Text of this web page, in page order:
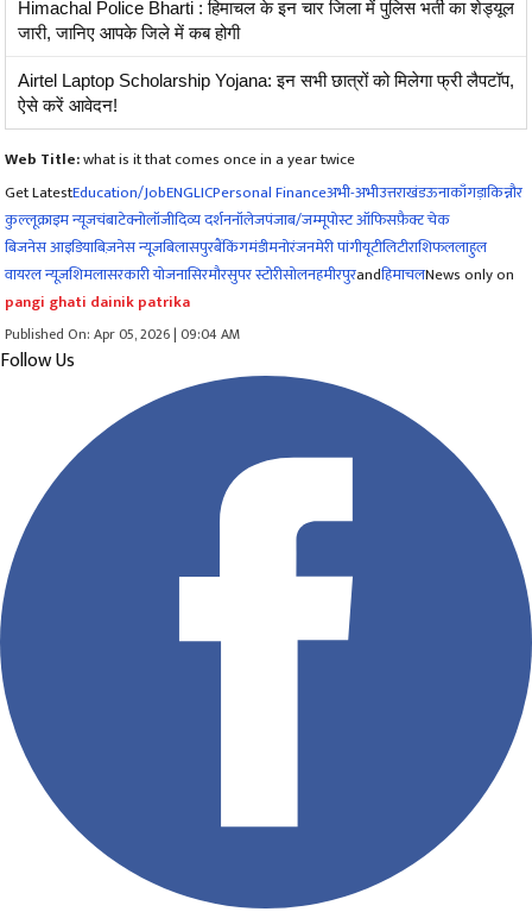
Himachal Police Bharti : हिमाचल के इन चार जिला में पुलिस भर्ती का शेड्यूल
जारी, जानिए आपके जिले में कब होगी
Airtel Laptop Scholarship Yojana: इन सभी छात्रों को मिलेगा फ्री लैपटॉप,
ऐसे करें आवेदन!
Web Title:what is it that comes once in a year twice
Get LatestEducation/JobENGLICPersonal Financeअभी-अभीउत्तराखंडऊनाकाँगड़ाकिन्नौर
कुल्लूक्राइम न्यूजचंबाटेक्नोलॉजीदिव्य दर्शननॉलेजपंजाब/जम्मूपोस्ट ऑफिसफ़ैक्ट चेक
बिजनेस आइडियाबिज़नेस न्यूज़बिलासपुरबैंकिंगमंडीमनोरंजनमेरी पांगीयूटीलिटीराशिफललाहुल
वायरल न्यूज़शिमलासरकारी योजनासिरमौरसुपर स्टोरीसोलनहमीरपुरandहिमाचलNews only on
pangi ghati dainik patrika
Published On: Apr 05, 2026 | 09:04 AM
Follow Us